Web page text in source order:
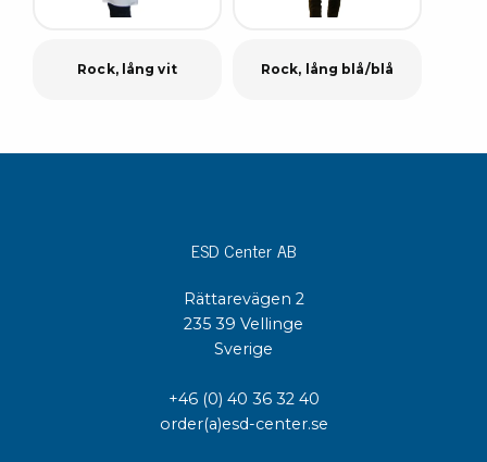
Rock, lång vit Rock, lång blå/blå
ESD Center AB
Rättarevägen 2
235 39 Vellinge
Sverige
+46 (0) 40 36 32 40
order(a)esd-center.se